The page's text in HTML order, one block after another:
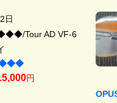
日
Tour AD VF-6
◆◆◆
円